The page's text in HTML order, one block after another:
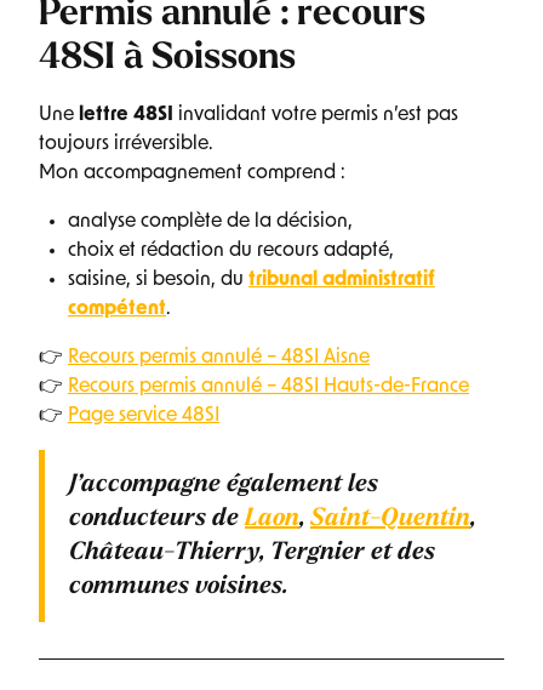
Permis annulé : recours
48SI à Soissons
Une lettre 48SI
invalidant votre permis n’est pas
toujours irréversible.
Mon accompagnement comprend :
analyse complète de la décision,
choix et rédaction du recours adapté,
saisine, si besoin, du tribunal administratif
compétent.
👉 Recours permis annulé – 48SI Aisne
👉 Recours permis annulé – 48SI Hauts-de-France
👉 Page service 48SI
J’accompagne également les
conducteurs deLaon,Saint-Quentin,
Château-Thierry, Tergnier et des
communes voisines.